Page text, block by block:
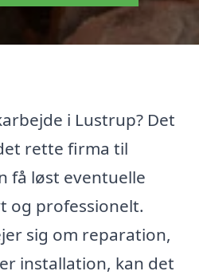
i Lustrup? Det
rette firma til
få løst eventuelle
og professionelt.
sig om reparation,
installation, kan det